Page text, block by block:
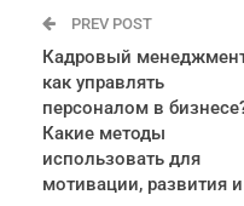
PREV POST
Кадровый
как управлять
персоналом в
Какие методы
использовать для
мотивации, развития и